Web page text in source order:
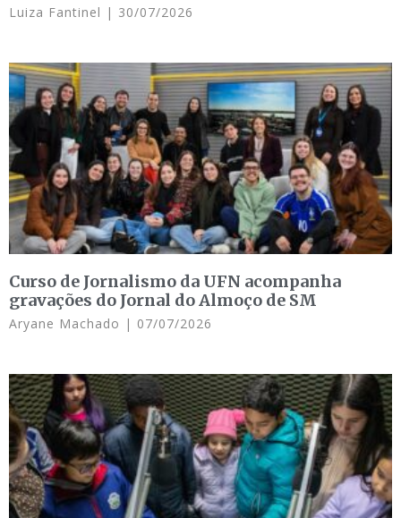
Luiza Fantinel 30/07/2026
Curso de Jornalismo da UFN acompanha
gravações do Jornal do Almoço de SM
Aryane Machado 07/07/2026